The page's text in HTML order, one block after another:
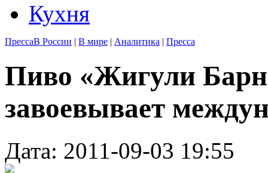
Кухня
ПрессаВ России | В мире | Аналитика | Пресса
Пиво «Жигули
завоевывает
Дата: 2011-09-03 19:55